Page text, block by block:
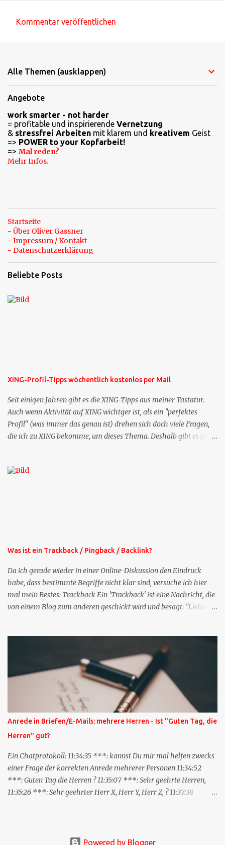
m
n
t
a
r
e
Kommentar veröffentlichen
Alle Themen (ausklappen)
Angebote
work smarter - not harder
= profitable und inspirierende Vernetzung
& stressfrei Arbeiten mit klarem und kreativem Geist
=> POWER to your Kopfarbeit!
=> Mal reden?
Mehr Infos.
Startseite
- Über Oliver Gassner
- Impressum / Kontakt
- Datenschutzerklärung
Beliebte Posts
XING-Profil-Tipps wöchentlich kostenlos per Mail
Seit einigen Jahren gibt es die XING-Tipps aus meiner Tastatur.
Auch wenn Aktivität auf XING wichtger ist, als ein "perfektes
Profil" (was immer das genau ist) drehen sich doch viele Fragen,
die ich zu XING bekomme, um dieses Thema. Deshalb gibt es jetzt
bekommen Sie kostenlos eine weitere Folge. Die Startsequenz ist 16
Was ist ein Trackback / Pingback / Backlink?
Da ich gerade wieder in einer Online-Diskussion den Eindruck
habe, dass bestimmte Begriffe nicht klar sind, versuche ich hier
mal mein Bestes: Trackback Ein 'Trackback' ist eine Nachricht, die
von einem Blog zum anderen geschickt wird und besagt: "Lieber
was ich zu deinem Inhalt zu sagen hatte." Diese
Nachrichtenfunktion wird 'angestoßen' in dem 'mein' Blog an die
'TrackbackURL' des Anderen einen 'Ping' schickt, d.h. ein paar
Parameter übergibt (URL meines Eintrags, Kurzzitat meines
Beitrags). Praktisch muss man nichts Anderes tun, als die
TrackbackURL beim Schreiben meines Beitrags in ein bestimmtes
Feld in meinem 'Blog-Redaktionssystem' einzufügen. Trackbacks
und TrackbackURLs sind heute recht selten. Das Trackback-
Verfahren wurde wei...
Anrede in Briefen/E-Mails: mehrere Herren - Ist "Guten Tag, die
Herren" gut?
Ein Chatprotokoll: 11:34:35 ***: kannst Du mir mal helfen zwecks
einer Frage der korrekten Anrede mehrerer Personen 11:34:52
***: Guten Tag die Herren ? 11:35:07 ***: Sehr geehrte Herren,
11:35:26 ***: Sehr geehrter Herr X, Herr Y, Herr Z, ? 11:37:38
also: wenn man die Namen auflisten würde, dann der Rangfolge
Powered by Blogger